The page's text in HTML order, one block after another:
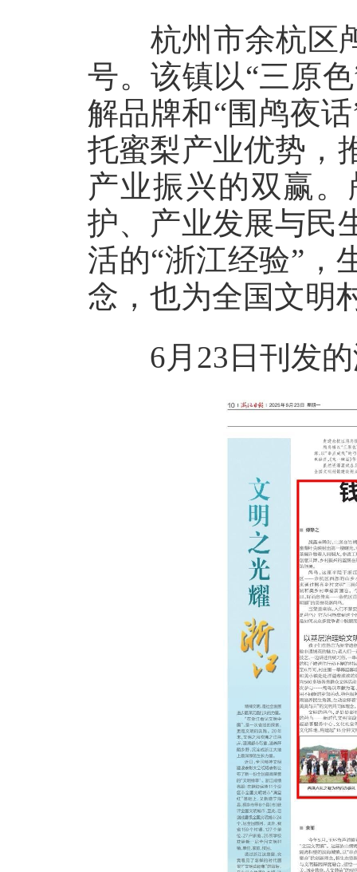
杭州市余杭区鸬
号。该镇以“三原
解品牌和“围鸬夜
托蜜梨产业优势，
产业振兴的双赢
护、产业发展与民
活的“浙江经验”，
念，也为全国文明
6月23日刊发的